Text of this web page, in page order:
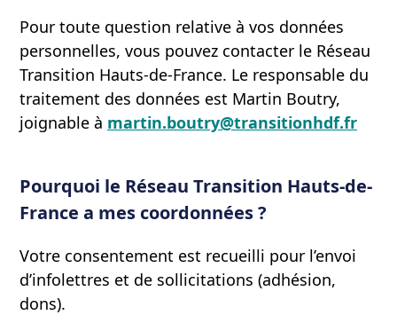
Pour toute question relative à vos données
personnelles, vous pouvez contacter le Réseau
Transition Hauts-de-France. Le responsable du
traitement des données est Martin Boutry,
joignable à martin.boutry@transitionhdf.fr
Pourquoi le Réseau Transition Hauts-de-
France a mes coordonnées ?
Votre consentement est recueilli pour l’envoi
d’infolettres et de sollicitations (adhésion,
dons).